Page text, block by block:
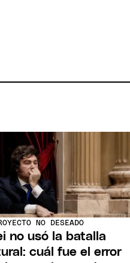
NO DESEADO
no usó la batalla
cuál fue el error